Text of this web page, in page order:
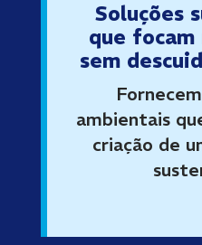
Soluções
que
sem
ambientais
criação de